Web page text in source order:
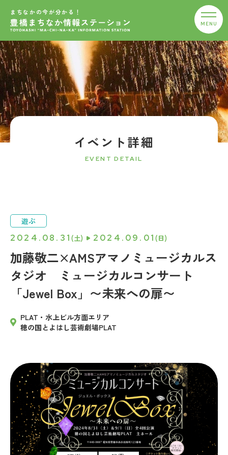
まちなかの今が分かる！
イベント詳細
EVENT DETAIL
加藤敬二×AMSアマノミュージカルス
タジオ ミュージカルコンサート
「Jewel Box」〜未来への扉〜
2024.08.31 (土) 2024.09.01 (日)
遊ぶ
PLAT・水上ビル方面エリア
穂の国とよはし芸術劇場PLAT